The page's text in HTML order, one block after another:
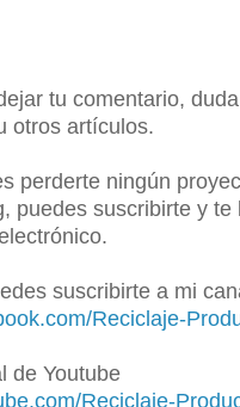
tu comentario,
otros artículos.
perderte ningún
puedes suscribirte y te
suscribirte a mi
Reciclaje-
de Youtube
Reciclaje-